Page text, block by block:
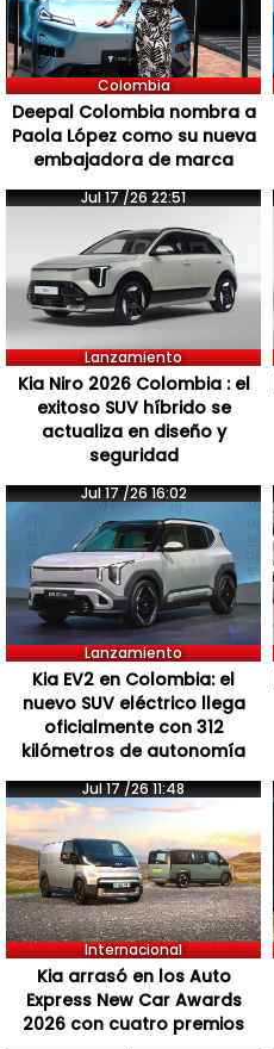
Colombia
Deepal Colombia nombra a
Paola López como su nueva
embajadora de marca
Jul 17 /26 22:51
Lanzamiento
Kia Niro 2026 Colombia : el
exitoso SUV híbrido se
actualiza en diseño y
seguridad
Jul 17 /26 16:02
Lanzamiento
Kia EV2 en Colombia: el
nuevo SUV eléctrico llega
oficialmente con 312
kilómetros de autonomía
Jul 17 /26 11:48
Internacional
Kia arrasó en los Auto
Express New Car Awards
2026 con cuatro premios